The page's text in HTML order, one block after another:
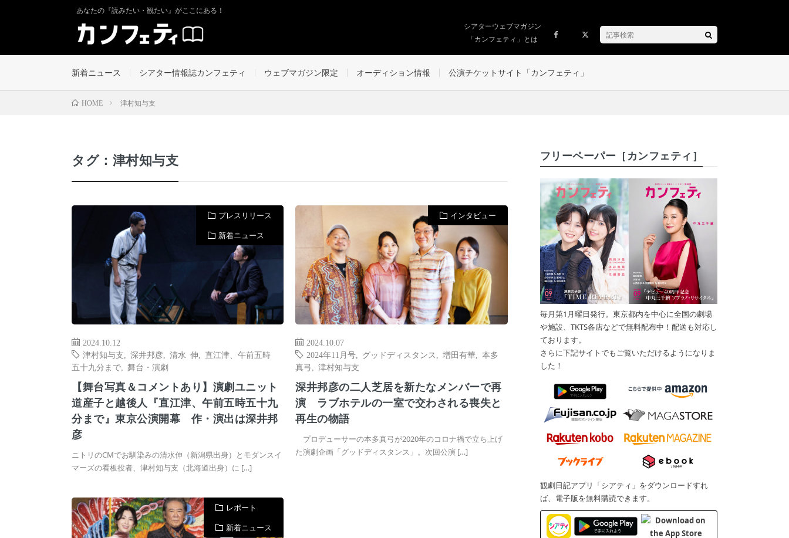
あなたの『読みたい・観たい』がここにある！
シアターウェブマガジン
「カンフェティ」とは
新着ニュース シアター情報誌カンフェティ ウェブマガジン限定 オーディション情報 公演チケットサイト「カンフェティ」
HOME 津村知与支
タグ：津村知与支
プレスリリース
新着ニュース
2024.10.12
津村知与支
深井邦彦 清水 伸
直江津、午前五時
五十九分まで
舞台・演劇
【舞台写真＆コメントあり】演劇ユニット
道産子と越後人『直江津、午前五時五十九
分まで』東京公演開幕 作・演出は深井邦
彦
ニトリのCMでお馴染みの清水伸（新潟県出身）とモダンスイ
マーズの看板役者、津村知与支（北海道出身）に […]
インタビュー
2024.10.07
2024年11月号
グッドディスタンス ,増田有華 ,本多
真弓
,津村知与支
深井邦彦の二人芝居を新たなメンバーで再
演 ラブホテルの一室で交わされる喪失と
再生の物語
プロデューサーの本多真弓が2020年のコロナ禍で立ち上げ
た演劇企画「グッドディスタンス」。次回公演 […]
レポート
新着ニュース
フリーペーパー［カンフェティ］
毎月第1月曜日発行。東京都内を中心に全国の劇場
や施設、TKTS各店などで無料配布中！配送も対応し
ております。
さらに下記サイトでもご覧いただけるようになりま
した！
観劇日記アプリ「シアティ」をダウンロードすれ
ば、電子版を無料購読できます。